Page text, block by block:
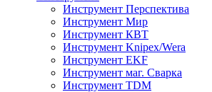
Инструмент Перспектива
Инструмент Мир
Инструмент КВТ
Инструмент Knipex/Wera
Инструмент EKF
Инструмент маг. Сварка
Инструмент TDM